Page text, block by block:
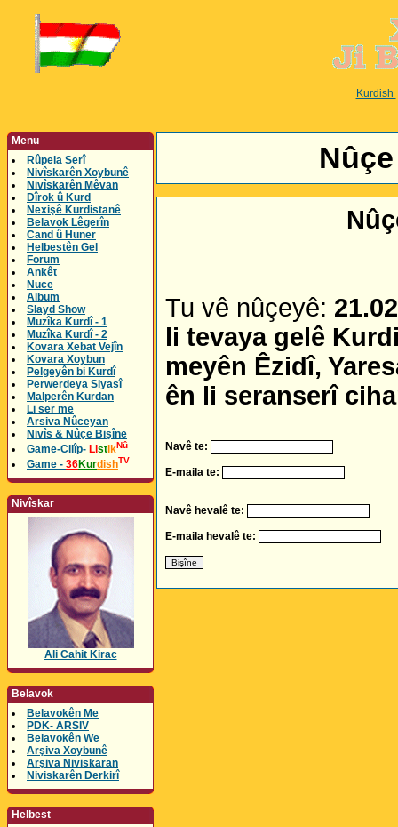
Kurdish
Menu
Rûpela Serî
Nivîskarên Xoybunê
Nivîskarên Mêvan
Dîrok û Kurd
Nexişê Kurdistanê
Belavok Lêgerîn
Cand û Huner
Helbestên Gel
Forum
Ankêt
Nuce
Album
Slayd Show
Muzîka Kurdî - 1
Muzîka Kurdî - 2
Kovara Xebat Vejîn
Kovara Xoybun
Pelgeyên bi Kurdî
Perwerdeya Siyasî
Malperên Kurdan
Li ser me
Arsiva Nûceyan
Nivîs & Nûçe Bişîne
Game-Cilîp- ListikNû
Game - 36KurdishTV
Nivîskar
Ali Cahit Kirac
Belavok
Belavokên Me
PDK- ARSIV
Belavokên We
Arşiva Xoybunê
Arşiva Niviskaran
Niviskarên Derkirî
Helbest
Tu vê nûçeyê:
li tevaya gelê
meyên Êzidî,
ên li seranserî
Navê te:
E-maila te:
Navê hevalê te:
E-maila hevalê te: